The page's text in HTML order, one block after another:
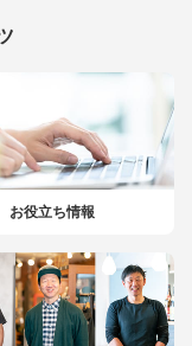
お役立ち情報